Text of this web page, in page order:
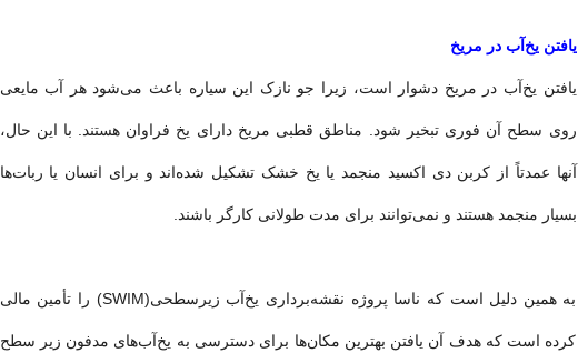
یافتن یخ‌آب در مریخ
یافتن یخ‌آب در مریخ دشوار است، زیرا جو نازک این سیاره باعث می‌شود هر آب مایعی
روی سطح آن فوری تبخیر شود. مناطق قطبی مریخ دارای یخ فراوان هستند. با این حال،
آنها عمدتاً از کربن دی اکسید منجمد یا یخ خشک تشکیل شده‌اند و برای انسان یا ربات‌ها
بسیار منجمد هستند و نمی‌توانند برای مدت طولانی کارگر باشند.
به همین دلیل است که ناسا پروژه نقشه‌برداری یخ‌آب زیرسطحی(SWIM) را تأمین مالی
کرده است که هدف آن یافتن بهترین مکان‌ها برای دسترسی به یخ‌آب‌های مدفون زیر سطح